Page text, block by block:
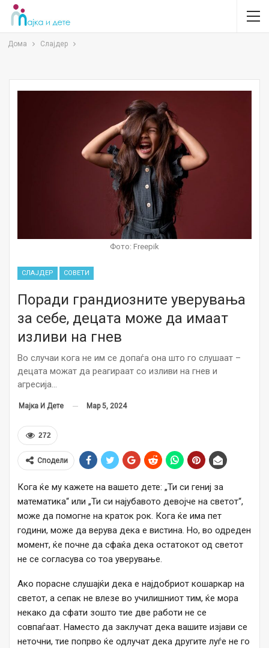
Дома Слајдер
Фото: Freepik
СЛАЈДЕР СОВЕТИ
Поради грандиозните уверувања
за себе, децата може да имаат
изливи на гнев
Во случаи кога не им се допаѓа она што го слушаат –
децата можат да реагираат со изливи на гнев и
агресија…
Мајка И Дете Мар 5, 2024
272
Сподели
Кога ќе му кажете на вашето дете: „Ти си гениј за
математика“ или „Ти си најубавото девојче на светот“,
може да помогне на краток рок. Кога ќе има пет
години, може да верува дека е вистина. Но, во одреден
момент, ќе почне да сфаќа дека остатокот од светот
не се согласува со тоа уверување.
Ако порасне слушајќи дека е најдобриот кошаркар на
светот, а сепак не влезе во училишниот тим, ќе мора
некако да сфати зошто тие две работи не се
совпаѓаат. Наместо да заклучат дека вашите изјави се
неточни, тие попрво ќе одлучат дека другите луѓе не го